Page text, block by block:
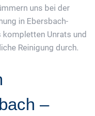
uns bei der
in Ebersbach-
Unrats und
Reinigung durch.
–